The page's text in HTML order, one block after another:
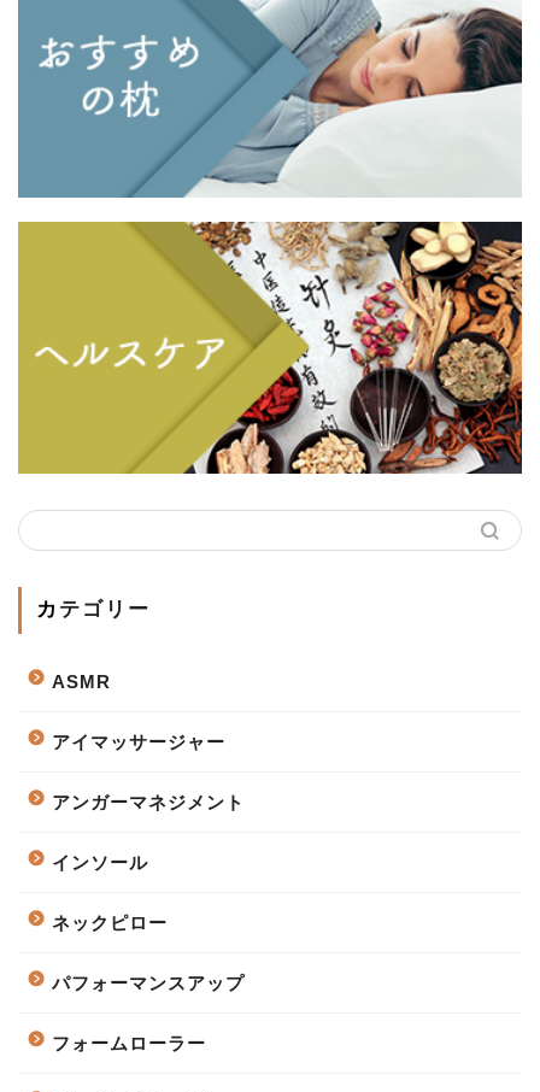
カテゴリー
ASMR
アイマッサージャー
アンガーマネジメント
インソール
ネックピロー
パフォーマンスアップ
フォームローラー